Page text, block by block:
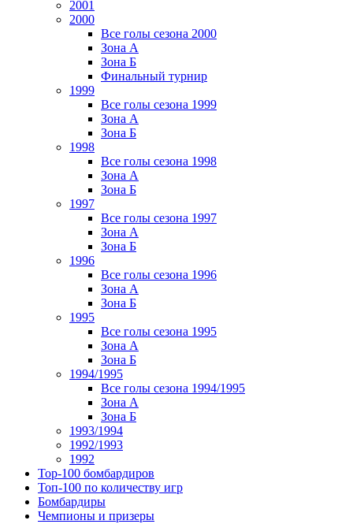
2001
2000
Все голы сезона 2000
Зона А
Зона Б
Финальный турнир
1999
Все голы сезона 1999
Зона А
Зона Б
1998
Все голы сезона 1998
Зона А
Зона Б
1997
Все голы сезона 1997
Зона А
Зона Б
1996
Все голы сезона 1996
Зона А
Зона Б
1995
Все голы сезона 1995
Зона А
Зона Б
1994/1995
Все голы сезона 1994/1995
Зона А
Зона Б
1993/1994
1992/1993
1992
Top-100 бомбардиров
Топ-100 по количеству игр
Бомбардиры
Чемпионы и призеры